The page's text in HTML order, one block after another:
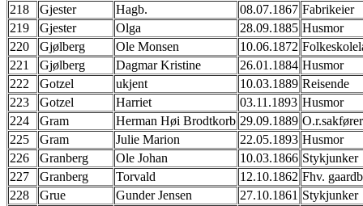
218
Gjester Hagb. 08.07.1867 Fabrikeier
219
Gjester Olga 28.09.1885 Husmor
220
Gjølberg Ole Monsen 10.06.1872
221
Gjølberg Dagmar Kristine 26.01.1884 Husmor
222
Gotzel ukjent 10.03.1889 Reisende
223
Gotzel Harriet 03.11.1893 Husmor
224
Gram Herman Høi Brodtkorb 29.09.1889 O.r.sakfører
225
Gram Julie Marion 22.05.1893 Husmor
226
Granberg Ole Johan 10.03.1866 Stykjunker
227
Granberg Torvald 12.10.1862 Fhv.
228
Grue Gunder Jensen 27.10.1861 Stykjunker